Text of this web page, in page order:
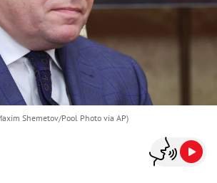
Shemetov/Pool Photo via AP)